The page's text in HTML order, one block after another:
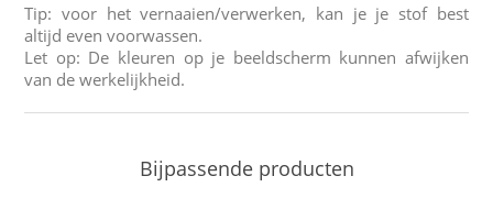
Tip: voor het vernaaien/verwerken, kan je je stof best
altijd even voorwassen.
Let op: De kleuren op je beeldscherm kunnen afwijken
van de werkelijkheid.
Bijpassende producten